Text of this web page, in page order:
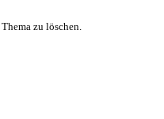
zu löschen.